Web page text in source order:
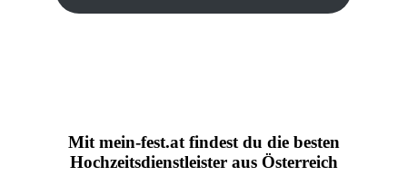
Mit mein-fest.atfindest du die besten
Hochzeitsdienstleister aus Österreich